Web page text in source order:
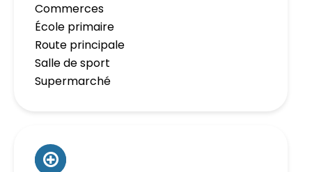
Commerces
École primaire
Route principale
Salle de sport
Supermarché